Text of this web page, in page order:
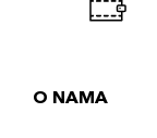
O NAMA